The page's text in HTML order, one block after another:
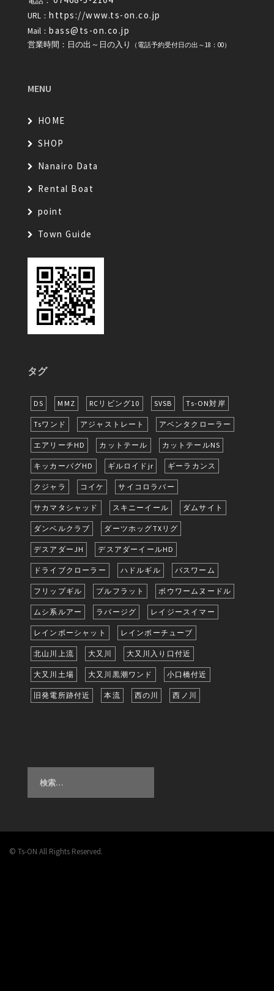
URL： https://www.ts-on.co.jp
Mail： bass@ts-on.co.jp
営業時間：日の出～日の入り （電話予約受付日の出～18：00）
MENU
HOME
SHOP
Nanairo Data
Rental Boat
point
Town Guide
タグ
DS MMZ RCリビング10 SVSB Ts-ON対岸
Tsワンド アジャストレート アベンタクローラー
エアリーチHD カットテール カットテールNS
キッカーバグHD ギルロイドjr ギーラカンス
クジャラ コイケ サイコロラバー
サカマタシャッド スキニーイール ダムサイト
ダンベルクラブ ダーツホッグTXリグ
デスアダーJH デスアダーイールHD
ドライブクローラー ハドルギル バスワーム
フリップギル ブルフラット ボウワームヌードル
ムシ系ルアー ラバージグ レイジースイマー
レインボーシャット レインボーチューブ
北山川上流 大又川 大又川入り口付近
大又川土場 大又川黒潮ワンド 小口橋付近
旧発電所跡付近 本流 西の川 西ノ川
© Ts-ON All Rights Reserved.